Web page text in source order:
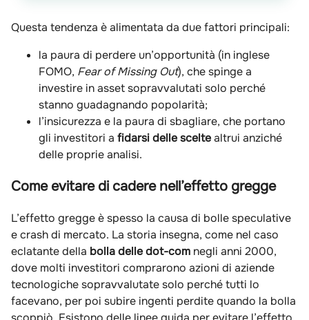
Questa tendenza è alimentata da due fattori principali:
la paura di perdere un’opportunità (in inglese
FOMO, Fear of Missing Out), che spinge a
investire in asset sopravvalutati solo perché
stanno guadagnando popolarità;
l’insicurezza e la paura di sbagliare, che portano
gli investitori a fidarsi delle sceltealtrui anziché
delle proprie analisi.
Come evitare di cadere nell’effetto gregge
L’effetto gregge è spesso la causa di bolle speculative
e crash di mercato. La storia insegna, come nel caso
eclatante della bolla delle dot-com negli anni 2000,
dove molti investitori comprarono azioni di aziende
tecnologiche sopravvalutate solo perché tutti lo
facevano, per poi subire ingenti perdite quando la bolla